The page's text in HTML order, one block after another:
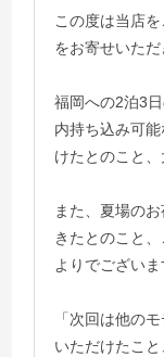
この度は当店
をお寄せいただ
福岡への2泊3
内持ち込み可
けたとのこと、
また、夏場の
きたとのこと
よりでございま
「次回は他の
いただけたこ